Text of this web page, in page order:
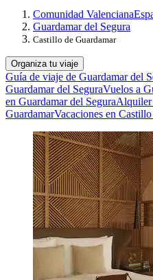
Comunidad Valenciana
Guardamar del Segura
Castillo de Guardamar
Organiza tu viaje
Guía de viaje de Guardamar del
Guardamar del SeguraVuelos a
en Guardamar del SeguraAlquiler
GuardamarVacaciones en